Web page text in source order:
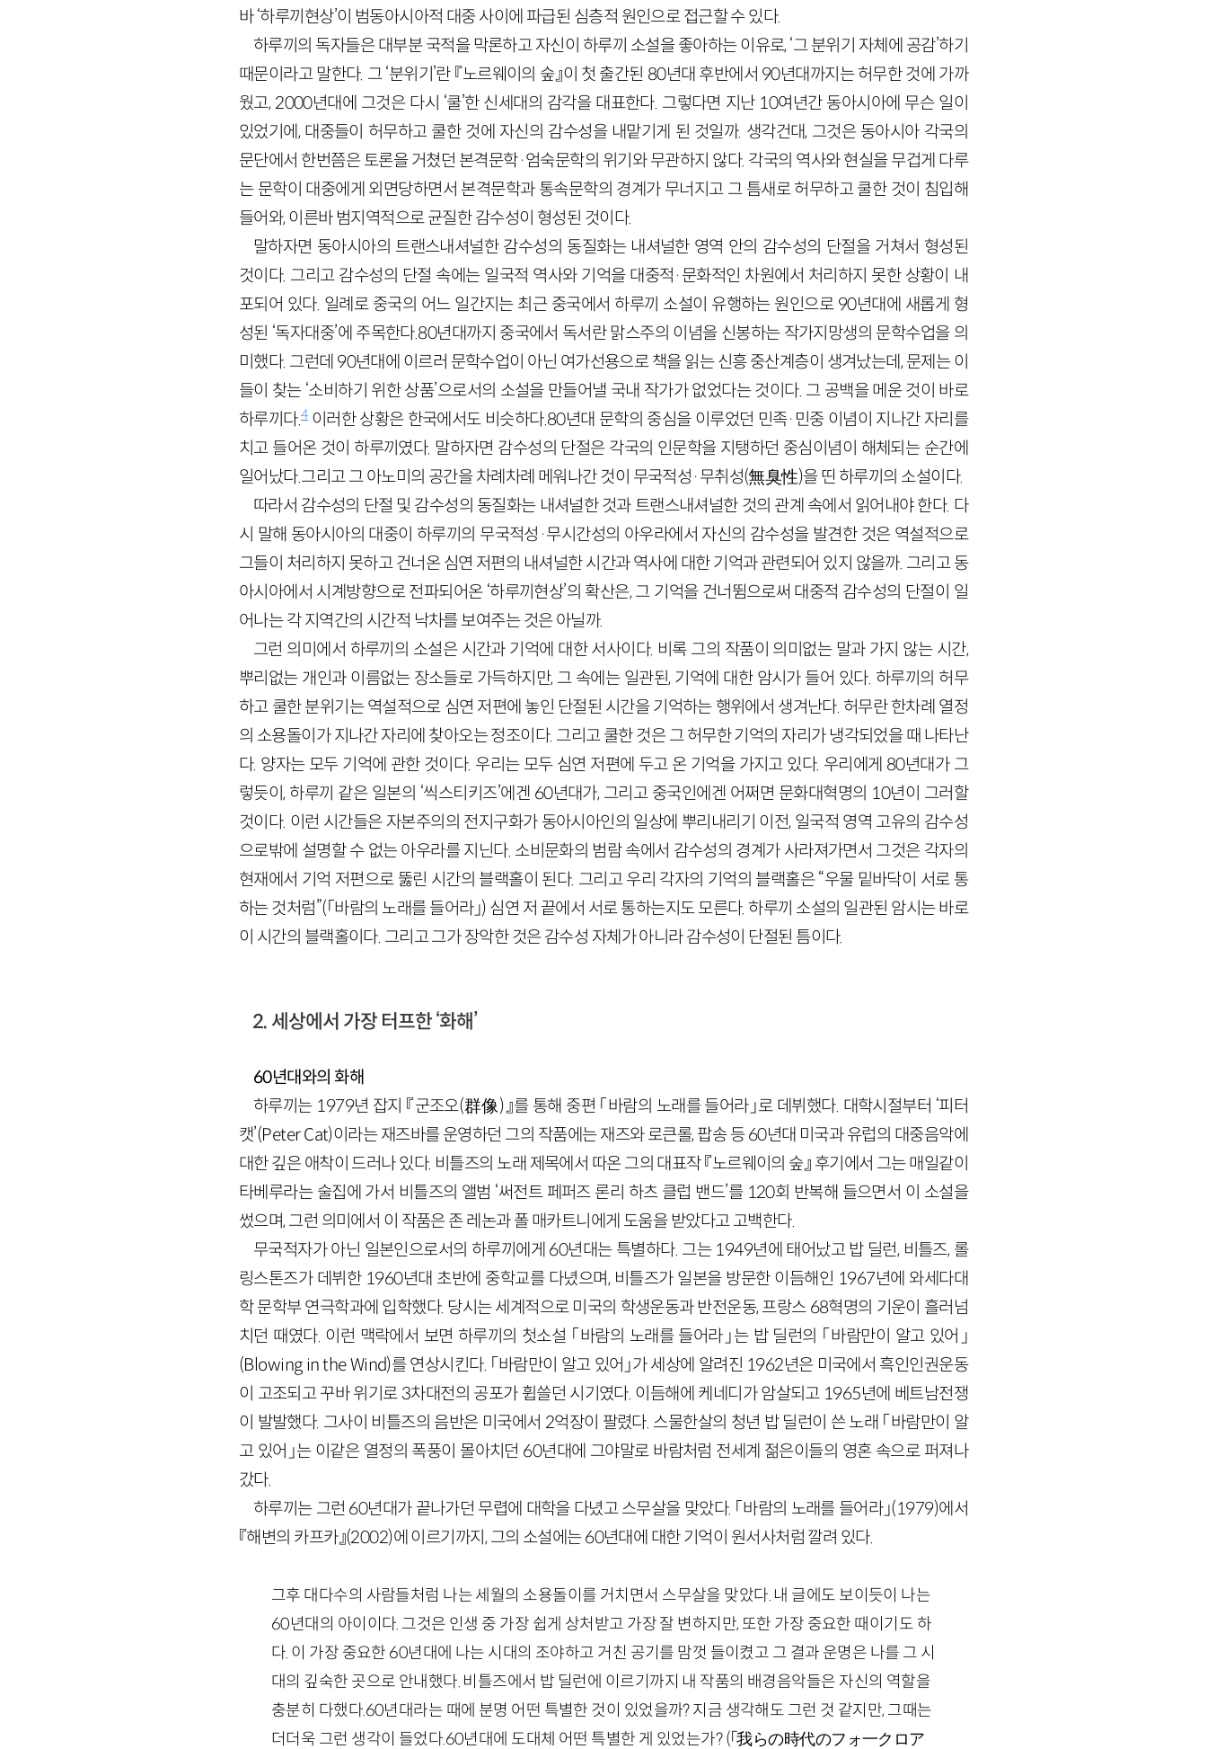
바 ‘하루끼현상’이 범동아시아적 대중 사이에 파급된 심층적 원인으로 접근할 수 있다.
하루끼의 독자들은 대부분 국적을 막론하고 자신이 하루끼 소설을 좋아하는 이유로, ‘그 분위기 자체에 공감’하기
때문이라고 말한다. 그 ‘분위기’란 『노르웨이의 숲』이 첫 출간된 80년대 후반에서 90년대까지는 허무한 것에 가까
웠고, 2000년대에 그것은 다시 ‘쿨’한 신세대의 감각을 대표한다. 그렇다면 지난 10여년간 동아시아에 무슨 일이
있었기에, 대중들이 허무하고 쿨한 것에 자신의 감수성을 내맡기게 된 것일까. 생각건대, 그것은 동아시아 각국의
문단에서 한번쯤은 토론을 거쳤던 본격문학·엄숙문학의 위기와 무관하지 않다. 각국의 역사와 현실을 무겁게 다루
는 문학이 대중에게 외면당하면서 본격문학과 통속문학의 경계가 무너지고 그 틈새로 허무하고 쿨한 것이 침입해
들어와, 이른바 범지역적으로 균질한 감수성이 형성된 것이다.
말하자면 동아시아의 트랜스내셔널한 감수성의 동질화는 내셔널한 영역 안의 감수성의 단절을 거쳐서 형성된
것이다. 그리고 감수성의 단절 속에는 일국적 역사와 기억을 대중적·문화적인 차원에서 처리하지 못한 상황이 내
포되어 있다. 일례로 중국의 어느 일간지는 최근 중국에서 하루끼 소설이 유행하는 원인으로 90년대에 새롭게 형
성된 ‘독자대중’에 주목한다.80년대까지 중국에서 독서란 맑스주의 이념을 신봉하는 작가지망생의 문학수업을 의
미했다. 그런데 90년대에 이르러 문학수업이 아닌 여가선용으로 책을 읽는 신흥 중산계층이 생겨났는데, 문제는 이
들이 찾는 ‘소비하기 위한 상품’으로서의 소설을 만들어낼 국내 작가가 없었다는 것이다. 그 공백을 메운 것이 바로
하루끼다.4이러한 상황은 한국에서도 비슷하다.80년대 문학의 중심을 이루었던 민족·민중 이념이 지나간 자리를
치고 들어온 것이 하루끼였다. 말하자면 감수성의 단절은 각국의 인문학을 지탱하던 중심이념이 해체되는 순간에
일어났다.그리고 그 아노미의 공간을 차례차례 메워나간 것이 무국적성·무취성(無臭性)을 띤 하루끼의 소설이다.
따라서 감수성의 단절 및 감수성의 동질화는 내셔널한 것과 트랜스내셔널한 것의 관계 속에서 읽어내야 한다. 다
시 말해 동아시아의 대중이 하루끼의 무국적성·무시간성의 아우라에서 자신의 감수성을 발견한 것은 역설적으로
그들이 처리하지 못하고 건너온 심연 저편의 내셔널한 시간과 역사에 대한 기억과 관련되어 있지 않을까. 그리고 동
아시아에서 시계방향으로 전파되어온 ‘하루끼현상’의 확산은, 그 기억을 건너뜀으로써 대중적 감수성의 단절이 일
어나는 각 지역간의 시간적 낙차를 보여주는 것은 아닐까.
그런 의미에서 하루끼의 소설은 시간과 기억에 대한 서사이다. 비록 그의 작품이 의미없는 말과 가지 않는 시간,
뿌리없는 개인과 이름없는 장소들로 가득하지만, 그 속에는 일관된, 기억에 대한 암시가 들어 있다. 하루끼의 허무
하고 쿨한 분위기는 역설적으로 심연 저편에 놓인 단절된 시간을 기억하는 행위에서 생겨난다. 허무란 한차례 열정
의 소용돌이가 지나간 자리에 찾아오는 정조이다. 그리고 쿨한 것은 그 허무한 기억의 자리가 냉각되었을 때 나타난
다. 양자는 모두 기억에 관한 것이다. 우리는 모두 심연 저편에 두고 온 기억을 가지고 있다. 우리에게 80년대가 그
렇듯이, 하루끼 같은 일본의 ‘씩스티키즈’에겐 60년대가, 그리고 중국인에겐 어쩌면 문화대혁명의 10년이 그러할
것이다. 이런 시간들은 자본주의의 전지구화가 동아시아인의 일상에 뿌리내리기 이전, 일국적 영역 고유의 감수성
으로밖에 설명할 수 없는 아우라를 지닌다. 소비문화의 범람 속에서 감수성의 경계가 사라져가면서 그것은 각자의
현재에서 기억 저편으로 뚫린 시간의 블랙홀이 된다. 그리고 우리 각자의 기억의 블랙홀은 “우물 밑바닥이 서로 통
하는 것처럼”(「바람의 노래를 들어라」) 심연 저 끝에서 서로 통하는지도 모른다. 하루끼 소설의 일관된 암시는 바로
이 시간의 블랙홀이다. 그리고 그가 장악한 것은 감수성 자체가 아니라 감수성이 단절된 틈이다.
2. 세상에서 가장 터프한 ‘화해’
60년대와의 화해
하루끼는 1979년 잡지 『군조오(群像)』를 통해 중편 「바람의 노래를 들어라」로 데뷔했다. 대학시절부터 ‘피터
캣’(Peter Cat)이라는 재즈바를 운영하던 그의 작품에는 재즈와 로큰롤, 팝송 등 60년대 미국과 유럽의 대중음악에
대한 깊은 애착이 드러나 있다. 비틀즈의 노래 제목에서 따온 그의 대표작 『노르웨이의 숲』 후기에서 그는 매일같이
타베루라는 술집에 가서 비틀즈의 앨범 ‘써전트 페퍼즈 론리 하츠 클럽 밴드’를 120회 반복해 들으면서 이 소설을
썼으며, 그런 의미에서 이 작품은 존 레논과 폴 매카트니에게 도움을 받았다고 고백한다.
무국적자가 아닌 일본인으로서의 하루끼에게 60년대는 특별하다. 그는 1949년에 태어났고 밥 딜런, 비틀즈, 롤
링스톤즈가 데뷔한 1960년대 초반에 중학교를 다녔으며, 비틀즈가 일본을 방문한 이듬해인 1967년에 와세다대
학 문학부 연극학과에 입학했다. 당시는 세계적으로 미국의 학생운동과 반전운동, 프랑스 68혁명의 기운이 흘러넘
치던 때였다. 이런 맥락에서 보면 하루끼의 첫소설 「바람의 노래를 들어라」는 밥 딜런의 「바람만이 알고 있어」
(Blowing in the Wind)를 연상시킨다. 「바람만이 알고 있어」가 세상에 알려진 1962년은 미국에서 흑인인권운동
이 고조되고 꾸바 위기로 3차대전의 공포가 휩쓸던 시기였다. 이듬해에 케네디가 암살되고 1965년에 베트남전쟁
이 발발했다. 그사이 비틀즈의 음반은 미국에서 2억장이 팔렸다. 스물한살의 청년 밥 딜런이 쓴 노래 「바람만이 알
고 있어」는 이같은 열정의 폭풍이 몰아치던 60년대에 그야말로 바람처럼 전세계 젊은이들의 영혼 속으로 퍼져나
갔다.
하루끼는 그런 60년대가 끝나가던 무렵에 대학을 다녔고 스무살을 맞았다. 「바람의 노래를 들어라」(1979)에서
『해변의 카프카』(2002)에 이르기까지, 그의 소설에는 60년대에 대한 기억이 원서사처럼 깔려 있다.
그후 대다수의 사람들처럼 나는 세월의 소용돌이를 거치면서 스무살을 맞았다. 내 글에도 보이듯이 나는
60년대의 아이이다. 그것은 인생 중 가장 쉽게 상처받고 가장 잘 변하지만, 또한 가장 중요한 때이기도 하
다. 이 가장 중요한 60년대에 나는 시대의 조야하고 거친 공기를 맘껏 들이켰고 그 결과 운명은 나를 그 시
대의 깊숙한 곳으로 안내했다. 비틀즈에서 밥 딜런에 이르기까지 내 작품의 배경음악들은 자신의 역할을
충분히 다했다.60년대라는 때에 분명 어떤 특별한 것이 있었을까? 지금 생각해도 그런 것 같지만, 그때는
더더욱 그런 생각이 들었다.60년대에 도대체 어떤 특별한 게 있었는가? (「我らの時代のフォ一クロア